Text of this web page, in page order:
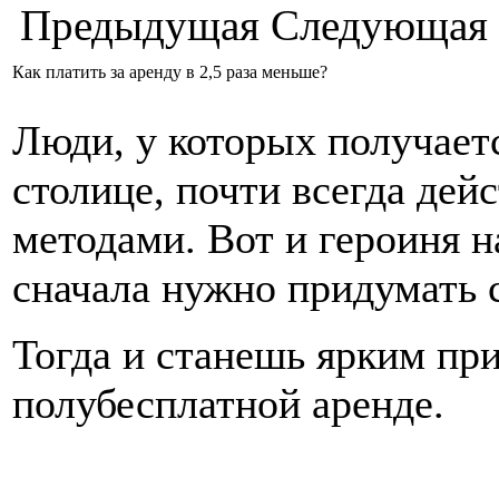
Предыдущая Следующая
Как платить за аренду в 2,5 раза меньше?
Люди, у которых
столице, почти всегда
методами. Вот и героиня
сначала нужно
Тогда и станешь ярким
полубесплатной аренде.